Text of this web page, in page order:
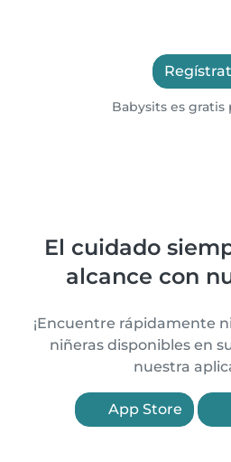
Babysits es gratis
El cuidado
alcance con
¡Encuentre rápidamente
niñeras disponibles en
nuestra
App Store